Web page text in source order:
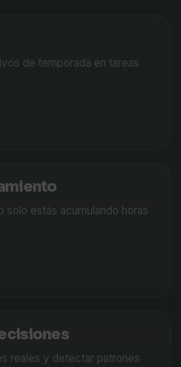
de temporada en tareas
solo estás acumulando horas
reales y detectar patrones